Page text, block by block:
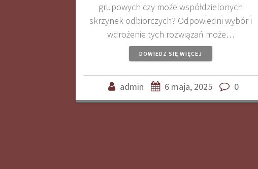
grupowych czy może współdzielonych
skrzynek odbiorczych? Odpowiedni wybór i
wdrożenie tych rozwiązań może…
DOWIEDZ SIĘ WIĘCEJ
admin 6 maja, 2025 0